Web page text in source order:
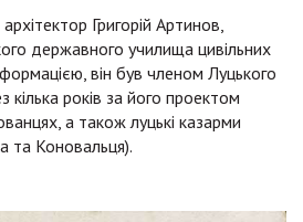
Григорій Артинов,
державного училища цивільних
він був членом Луцького
кілька років за його проектом
а також луцькі казарми
та Коновальця).